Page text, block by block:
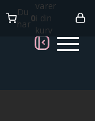
Du
har
0
varer
i din
kurv